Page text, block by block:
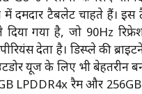
में दमदार टैबलेट चाहते हैं।
दिया गया है, जो 90Hz
देता है। डिस्प्ले की
यूज के लिए भी बेहतरीन
LPDDR4x रैम और